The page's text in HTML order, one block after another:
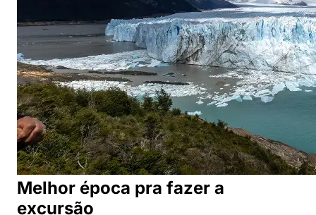
Melhor época pra fazer a
excursão